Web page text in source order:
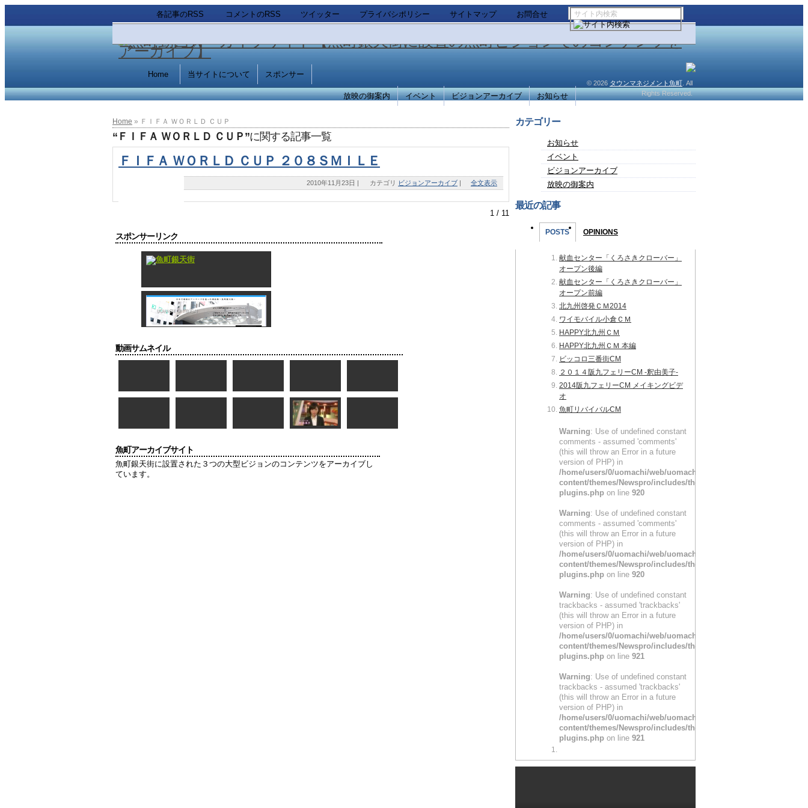
各記事のRSS コメントのRSS ツイッター プライバシポリシー サイトマップ お問合せ
Home 当サイトについて スポンサー
放映の御案内 イベント ビジョンアーカイブ お知らせ
Home » ＦＩＦＡ ＷＯＲＬＤ ＣＵＰ
“ＦＩＦＡ ＷＯＲＬＤ ＣＵＰ”に関する記事一覧
ＦＩＦＡ ＷＯＲＬＤ ＣＵＰ ２０８ＳＭＩＬＥ
2010年11月23日 | カテゴリ ビジョンアーカイブ | 全文表示
1 / 11
カテゴリー
お知らせ
イベント
ビジョンアーカイブ
放映の御案内
最近の記事
POSTS OPINIONS
献血センター「くろさきクローバー」
オープン後編
献血センター「くろさきクローバー」
オープン前編
北九州啓発ＣＭ2014
ワイモバイル小倉ＣＭ
HAPPY北九州ＣＭ
HAPPY北九州ＣＭ 本編
ビッコロ三番街CM
２０１４阪九フェリーCM -釈由美子-
2014阪九フェリーCM メイキングビデ
オ
魚町リバイバルCM
Warning: Use of undefined constant
comments - assumed 'comments'
(this will throw an Error in a future
version of PHP) in
/home/users/0/uomachi/web/uomachi_jp/wp/wp-
content/themes/Newspro/includes/theme-
plugins.php on line 920
Warning: Use of undefined constant
comments - assumed 'comments'
(this will throw an Error in a future
version of PHP) in
/home/users/0/uomachi/web/uomachi_jp/wp/wp-
content/themes/Newspro/includes/theme-
plugins.php on line 920
Warning: Use of undefined constant
trackbacks - assumed 'trackbacks'
(this will throw an Error in a future
version of PHP) in
/home/users/0/uomachi/web/uomachi_jp/wp/wp-
content/themes/Newspro/includes/theme-
plugins.php on line 921
Warning: Use of undefined constant
trackbacks - assumed 'trackbacks'
(this will throw an Error in a future
version of PHP) in
/home/users/0/uomachi/web/uomachi_jp/wp/wp-
content/themes/Newspro/includes/theme-
plugins.php on line 921
スポンサーリンク
動画サムネイル
魚町アーカイブサイト
魚町銀天街に設置された３つの大型ビジョンのコンテンツをアーカイブし
ています。
© 2026 タウンマネジメント魚町 . All
Rights Reserved.